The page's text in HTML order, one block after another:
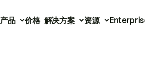
产品 价格 解决方案 资源